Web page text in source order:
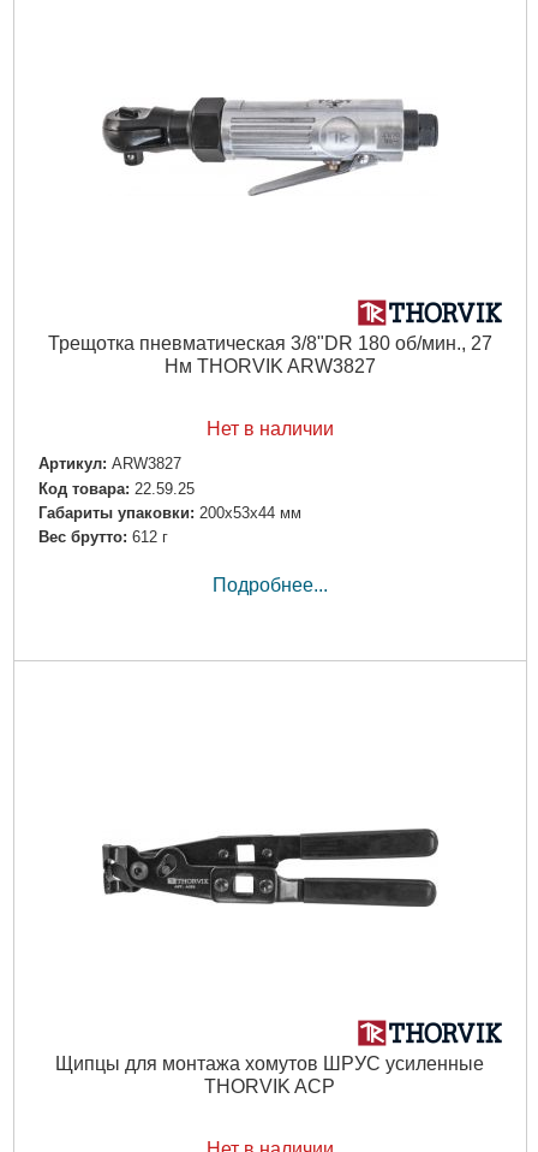
Трещотка пневматическая 3/8"DR 180 об/мин., 27
Нм THORVIK ARW3827
Нет в наличии
Артикул: ARW3827
Код товара: 22.59.25
Габариты упаковки: 200x53x44 мм
Вес брутто: 612 г
Подробнее...
Щипцы для монтажа хомутов ШРУС усиленные
THORVIK ACP